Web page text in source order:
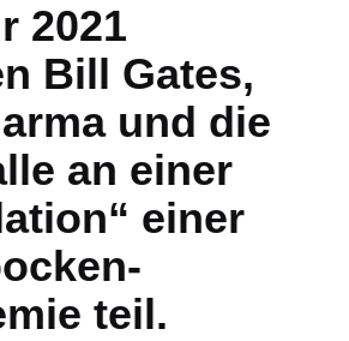
2021
Bill Gates,
und die
an einer
einer
teil.